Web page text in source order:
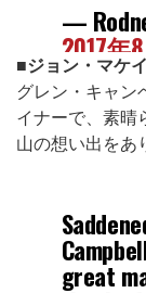
—
2017年
■ジョン・マケ
グレン・キャン
イナーで、素晴
山の想い出をあ
great